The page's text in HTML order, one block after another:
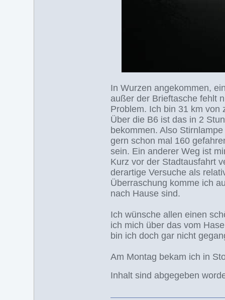
In Wurzen angekommen,
außer der Brieftasche fehlt
Problem. Ich bin 31 km von
Über die B6 ist das in 2
bekommen. Also
gern schon mal 160
sein. Ein anderer Weg ist
Kurz vor der Stadtausfahrt
derartige Versuche als
Überraschung komme ich
nach Hause sind.
Ich wünsche allen einen
ich mich über das vom
bin ich doch gar nicht
Am Montag bekam ich in
Inhalt sind abgegeben